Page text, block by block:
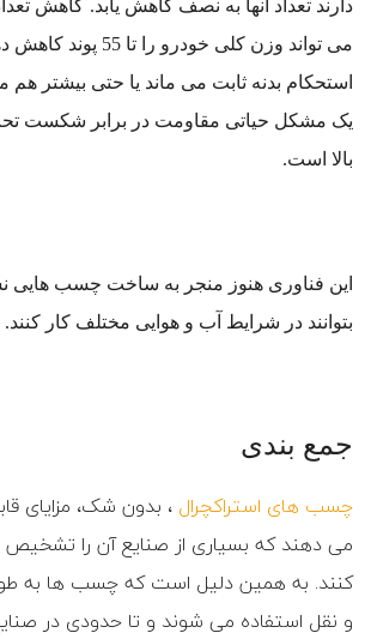
دارند تعداد آنها به نصف کاهش یابد. کاهش
می تواند وزن کلی خودرو
استحکام بدنه ثابت می ماند یا حتی بیشتر هم
یک مشکل حیاتی مقاومت در برابر شکست
بالا است.
این فناوری هنوز منجر به ساخت چسب هایی
بتوانند در شرایط آب و هوایی مختلف کار کنند.
جمع بندی
چسب های استراکچرال ، بدون شک، مزایای
می دهند که بسیاری از صنایع آن را تشخیص
کنند. به همین دلیل است که چسب ها به
و نقل استفاده می شوند و تا حدودی در